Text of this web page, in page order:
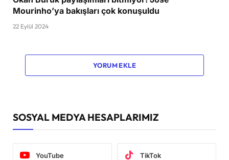
Mourinho’ya bakışları çok konuşuldu
22 Eylül 2024
YORUM EKLE
SOSYAL MEDYA HESAPLARIMIZ
YouTube TikTok